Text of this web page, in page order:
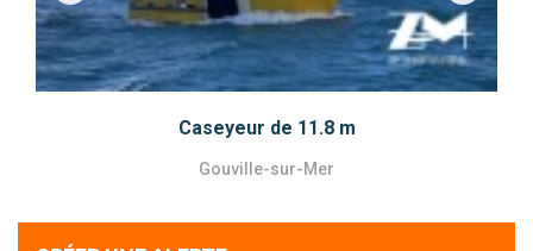
Caseyeur de 11.8 m
Gouville-sur-Mer